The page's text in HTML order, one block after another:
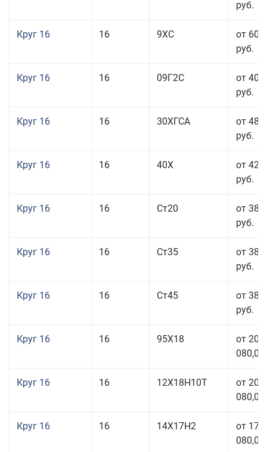
руб.
Круг 16 16 9ХС
от 60
руб.
Круг 16 16 09Г2С
от 40
руб.
Круг 16 16 30ХГСА
от 48
руб.
Круг 16 16 40Х
от 42
руб.
Круг 16 16 Ст20
от 38
руб.
Круг 16 16 Ст35
от 38
руб.
Круг 16 16 Ст45
от 38
руб.
Круг 16 16 95Х18
от 208
080,00
Круг 16 16 12Х18Н10Т
от 209
080,00
Круг 16 16 14Х17Н2
от 175
080,00